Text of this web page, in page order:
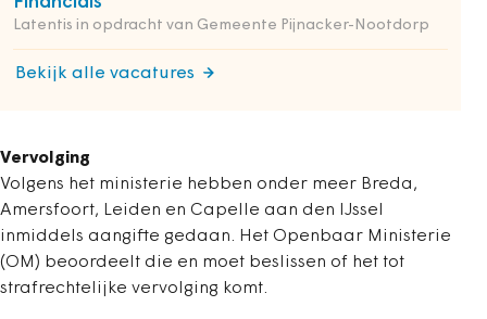
Latentis in opdracht van Gemeente Pijnacker-Nootdorp
Bekijk alle vacatures
Vervolging
Volgens het ministerie hebben onder meer Breda,
Amersfoort, Leiden en Capelle aan den IJssel
inmiddels aangifte gedaan. Het Openbaar Ministerie
(OM) beoordeelt die en moet beslissen of het tot
strafrechtelijke vervolging komt.